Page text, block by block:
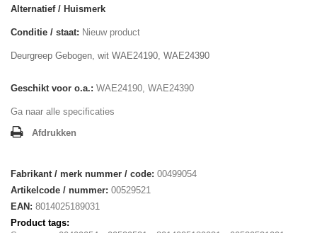
Alternatief / Huismerk
Conditie / staat: Nieuw product
Deurgreep Gebogen, wit WAE24190, WAE24390
Geschikt voor o.a.: WAE24190, WAE24390
Ga naar alle specificaties
Afdrukken
Fabrikant / merk nummer / code: 00499054
Artikelcode / nummer: 00529521
EAN: 8014025189031
Product tags: